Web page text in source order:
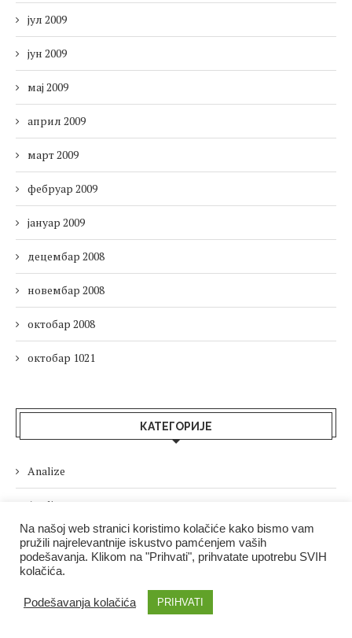
јул 2009
јун 2009
мај 2009
април 2009
март 2009
фебруар 2009
јануар 2009
децембар 2008
новембар 2008
октобар 2008
октобар 1021
КАТЕГОРИЈЕ
Analize
Analize
Analize stručnjaka
B&F Plus
Bizlife.rs
Na našoj web stranici koristimo kolačiće kako bismo vam
pružili najrelevantnije iskustvo pamćenjem vaših
podešavanja. Klikom na "Prihvati", prihvatate upotrebu SVIH
kolačića.
Podešavanja kolačića PRIHVATI